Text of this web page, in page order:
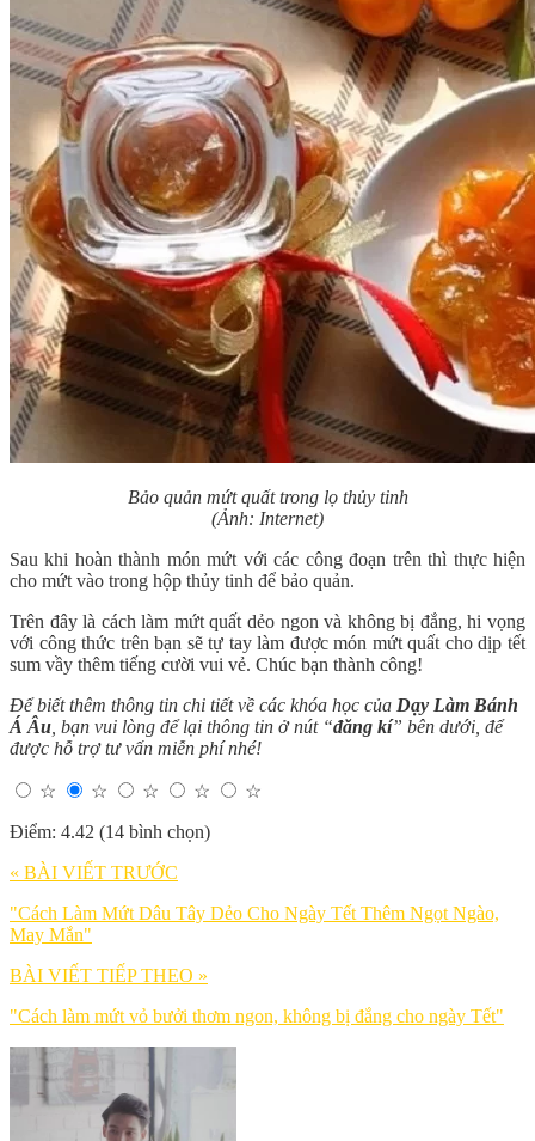
Bảo quản mứt quất trong lọ thủy tinh
(Ảnh: Internet)
Sau khi hoàn thành món mứt với các công đoạn trên thì thực hiện
cho mứt vào trong hộp thủy tinh để bảo quản.
Trên đây là cách làm mứt quất dẻo ngon và không bị đắng, hi vọng
với công thức trên bạn sẽ tự tay làm được món mứt quất cho dịp tết
sum vầy thêm tiếng cười vui vẻ. Chúc bạn thành công!
Để biết thêm thông tin chi tiết về các khóa học của Dạy Làm Bánh
Á Âu , bạn vui lòng để lại thông tin ở nút “đăng kí” bên dưới, để
được hỗ trợ tư vấn miễn phí nhé!
☆ ☆ ☆ ☆
☆
Điểm: 4.42 (14 bình chọn)
« BÀI VIẾT TRƯỚC
"Cách Làm Mứt Dâu Tây Dẻo Cho Ngày Tết Thêm Ngọt Ngào,
May Mắn"
BÀI VIẾT TIẾP THEO »
"Cách làm mứt vỏ bưởi thơm ngon, không bị đắng cho ngày Tết"